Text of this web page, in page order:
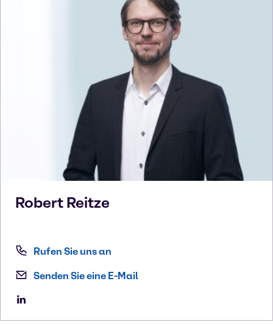
Robert Reitze
Rufen Sie uns an
Senden Sie eine E-Mail